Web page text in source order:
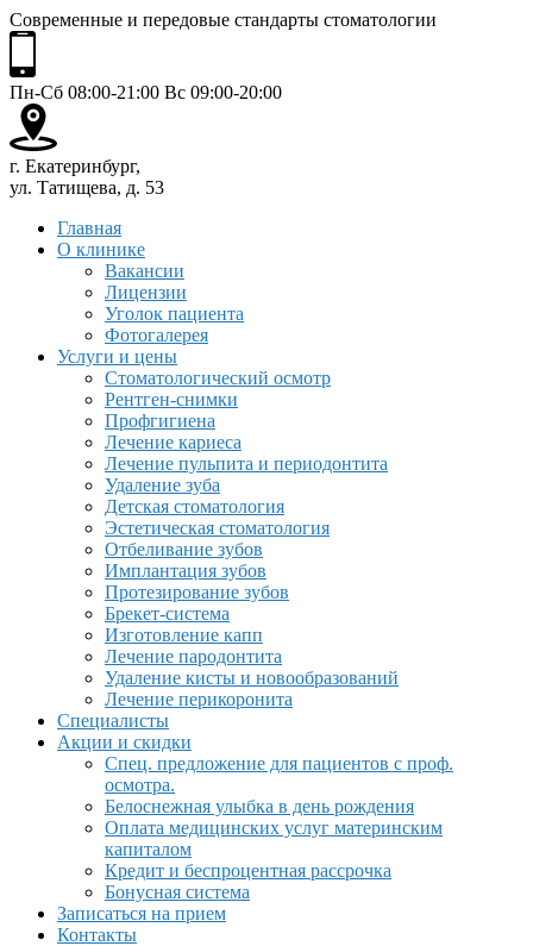
Современные и передовые стандарты стоматологии
Пн-Сб 08:00-21:00 Вс 09:00-20:00
г. Екатеринбург,
ул. Татищева, д. 53
Главная
О клинике
Вакансии
Лицензии
Уголок пациента
Фотогалерея
Услуги и цены
Стоматологический осмотр
Рентген-снимки
Профгигиена
Лечение кариеса
Лечение пульпита и периодонтита
Удаление зуба
Детская стоматология
Эстетическая стоматология
Отбеливание зубов
Имплантация зубов
Протезирование зубов
Брекет-система
Изготовление капп
Лечение пародонтита
Удаление кисты и новообразований
Лечение перикоронита
Специалисты
Акции и скидки
Спец. предложение для пациентов с проф.
осмотра.
Белоснежная улыбка в день рождения
Оплата медицинских услуг материнским
капиталом
Кредит и беспроцентная рассрочка
Бонусная система
Записаться на прием
Контакты